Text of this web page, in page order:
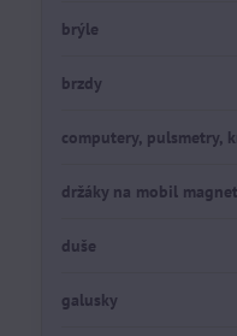
brýle
brzdy
computery, pulsmetry,
držáky na mobil
duše
galusky